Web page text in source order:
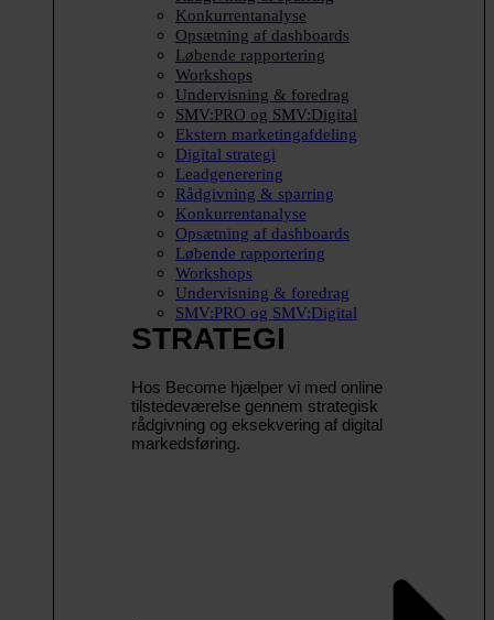
Konkurrentanalyse
Opsætning af dashboards
Løbende rapportering
Workshops
Undervisning & foredrag
SMV:PRO og SMV:Digital
Ekstern marketingafdeling
Digital strategi
Leadgenerering
Rådgivning & sparring
Konkurrentanalyse
Opsætning af dashboards
Løbende rapportering
Workshops
Undervisning & foredrag
SMV:PRO og SMV:Digital
STRATEGI
Hos Become hjælper vi med online
tilstedeværelse gennem strategisk
rådgivning og eksekvering af digital
markedsføring.